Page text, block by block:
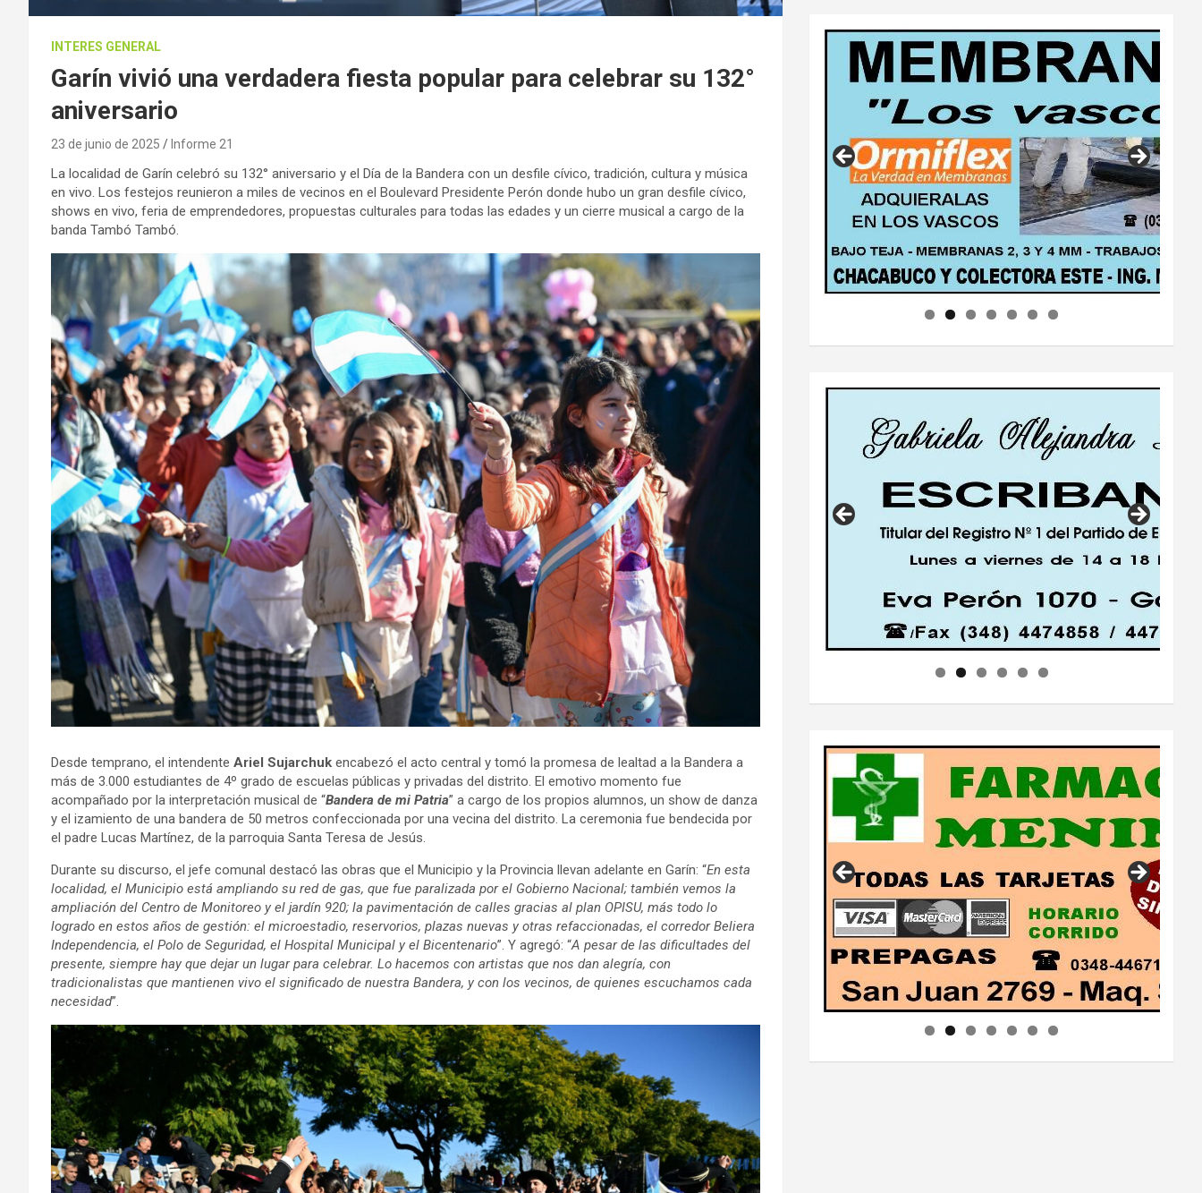
INTERES GENERAL
Garín vivió una verdadera fiesta popular para celebrar su 132°
aniversario
23 de junio de 2025 Informe 21
La localidad de Garín celebró su 132° aniversario y el Día de la Bandera con un desfile cívico, tradición, cultura y música
en vivo. Los festejos reunieron a miles de vecinos en el Boulevard Presidente Perón donde hubo un gran desfile cívico,
shows en vivo, feria de emprendedores, propuestas culturales para todas las edades y un cierre musical a cargo de la
banda Tambó Tambó.
Desde temprano, el intendente Ariel Sujarchuk encabezó el acto central y tomó la promesa de lealtad a la Bandera a
más de 3.000 estudiantes de 4º grado de escuelas públicas y privadas del distrito. El emotivo momento fue
acompañado por la interpretación musical de “Bandera de mi Patria” a cargo de los propios alumnos, un show de danza
y el izamiento de una bandera de 50 metros confeccionada por una vecina del distrito. La ceremonia fue bendecida por
el padre Lucas Martínez, de la parroquia Santa Teresa de Jesús.
Durante su discurso, el jefe comunal destacó las obras que el Municipio y la Provincia llevan adelante en Garín: “En esta
localidad, el Municipio está ampliando su red de gas, que fue paralizada por el Gobierno Nacional; también vemos la
ampliación del Centro de Monitoreo y el jardín 920; la pavimentación de calles gracias al plan OPISU, más todo lo
logrado en estos años de gestión: el microestadio, reservorios, plazas nuevas y otras refaccionadas, el corredor Beliera
Independencia, el Polo de Seguridad, el Hospital Municipal y el Bicentenario”. Y agregó: “A pesar de las dificultades del
presente, siempre hay que dejar un lugar para celebrar. Lo hacemos con artistas que nos dan alegría, con
tradicionalistas que mantienen vivo el significado de nuestra Bandera, y con los vecinos, de quienes escuchamos cada
necesidad”.